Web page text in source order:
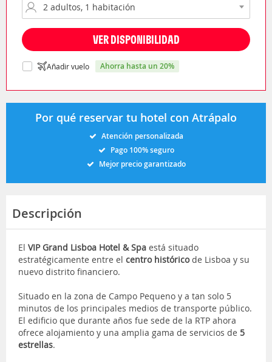
VER DISPONIBILIDAD
Añadir vuelo ahorra hasta un 20%
Por qué reservar tu hotel con Atrápalo
Atención personalizada
Pago 100% seguro
Mejor precio garantizado
Descripción
El VIP Grand Lisboa Hotel & Spa está situado
estratégicamente entre el centro históricode Lisboa y su
nuevo distrito financiero.
Situado en la zona de Campo Pequeno y a tan solo 5
minutos de los principales medios de transporte público.
El edificio que durante años fue sede de la RTP ahora
ofrece alojamiento y una amplia gama de servicios de 5
estrellas.